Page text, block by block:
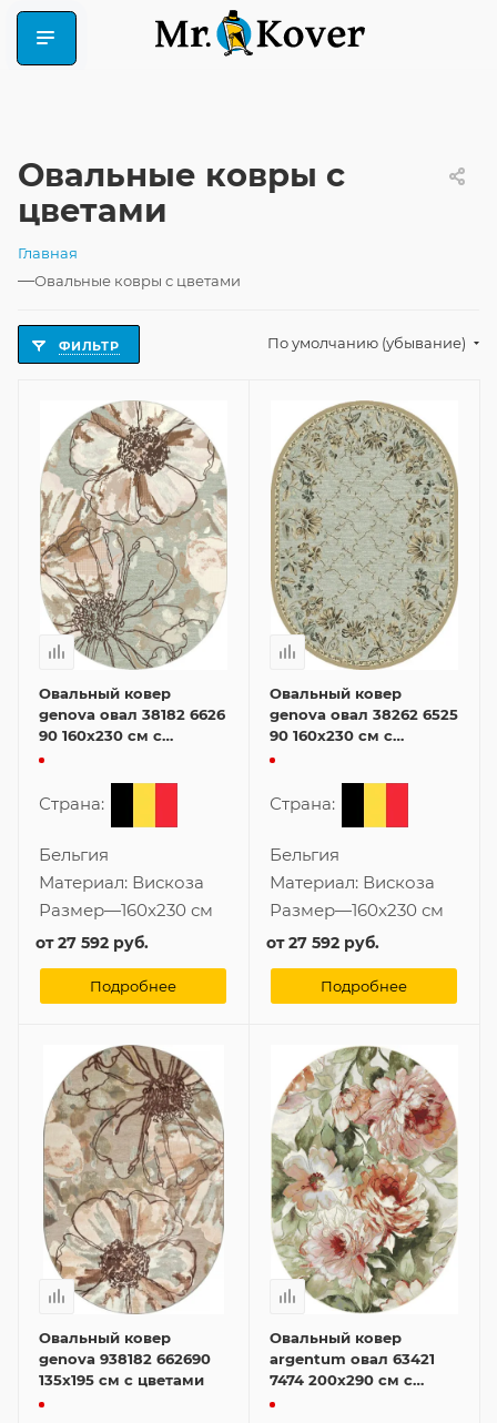
Овальные ковры с
цветами
Главная
—Овальные ковры с цветами
ФИЛЬТР По умолчанию (убывание)
Овальный ковер
genova овал 38182 6626
90 160x230 см с
цветами
Страна:
Бельгия
Материал: Вискоза
Размер—160x230 см
от27 592 руб.
Подробнее
Овальный ковер
genova овал 38262 6525
90 160x230 см с
цветами
Страна:
Бельгия
Материал: Вискоза
Размер—160x230 см
от27 592 руб.
Подробнее
Овальный ковер
genova 938182 662690
135x195 см с цветами
Овальный ковер
argentum овал 63421
7474 200x290 см с
цветами